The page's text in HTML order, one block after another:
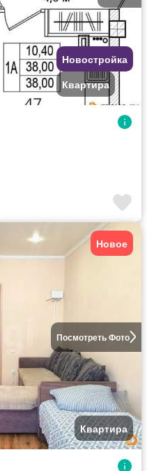
Новостройка
Квартира
Посмотреть Фото
Новое
Квартира